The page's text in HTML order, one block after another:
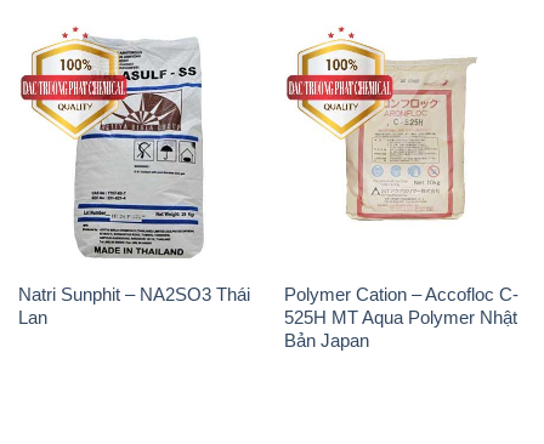
Natri Sunphit – NA2SO3 Thái
Polymer Cation – Accofloc C-
525H MT Aqua Polymer Nhật
Bản Japan